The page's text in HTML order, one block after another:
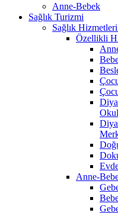
Anne-Bebek
Sağlık Turizmi
Sağlık
Özellikli
Anne-